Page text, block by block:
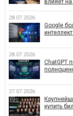
влияет
28.07.2026
Google
28.07.2026
ChatGPT
27.07.2026
купить